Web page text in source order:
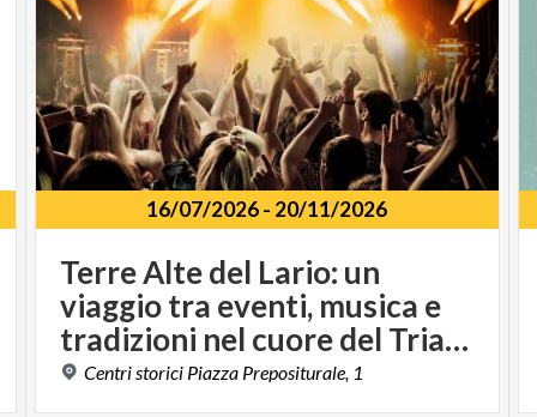
16/07/2026- 20/11/2026
Terre Alte del Lario: un
viaggio tra eventi, musica e
tradizioni nel cuore del Triangolo Lariano
Centristorici Piazza Prepositurale, 1